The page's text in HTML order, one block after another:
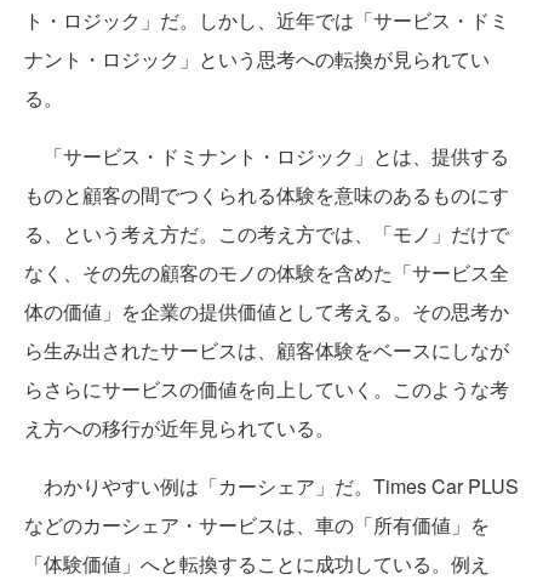
ト・ロジック」だ。しかし、近年では「サービス・ドミ
ナント・ロジック」という思考への転換が見られてい
る。
「サービス・ドミナント・ロジック」とは、提供する
ものと顧客の間でつくられる体験を意味のあるものにす
る、という考え方だ。この考え方では、「モノ」だけで
なく、その先の顧客のモノの体験を含めた「サービス全
体の価値」を企業の提供価値として考える。その思考か
ら生み出されたサービスは、顧客体験をベースにしなが
らさらにサービスの価値を向上していく。このような考
え方への移行が近年見られている。
わかりやすい例は「カーシェア」だ。Times Car PLUS
などのカーシェア・サービスは、車の「所有価値」を
「体験価値」へと転換することに成功している。例え